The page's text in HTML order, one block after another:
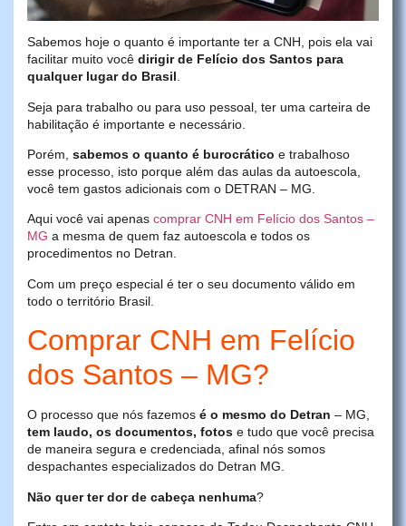
Sabemos hoje o quanto é importante ter a CNH, pois ela vai
facilitar muito você dirigir de Felício dos Santos para
qualquer lugar do Brasil.
Seja para trabalho ou para uso pessoal, ter uma carteira de
habilitação é importante e necessário.
Porém, sabemos o quanto é burocrático e trabalhoso
esse processo, isto porque além das aulas da autoescola,
você tem gastos adicionais com o DETRAN – MG.
Aqui você vai apenas comprar CNH em Felício dos Santos –
MG a mesma de quem faz autoescola e todos os
procedimentos no Detran.
Com um preço especial é ter o seu documento válido em
todo o território Brasil.
Comprar CNH em Felício
dos Santos – MG?
O processo que nós fazemos é o mesmo do Detran – MG,
tem laudo, os documentos, fotos e tudo que você precisa
de maneira segura e credenciada, afinal nós somos
despachantes especializados do Detran MG.
Não quer ter dor de cabeça nenhuma?